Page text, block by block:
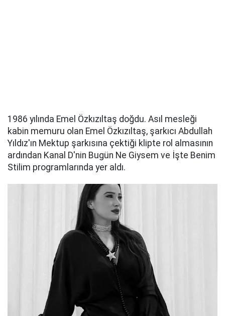
1986 yılında Emel Özkızıltaş doğdu. Asıl mesleği
kabin memuru olan Emel Özkızıltaş, şarkıcı Abdullah
Yıldız'ın Mektup şarkısına çektiği klipte rol almasının
ardından Kanal D'nin Bugün Ne Giysem ve İşte Benim
Stilim programlarında yer aldı.